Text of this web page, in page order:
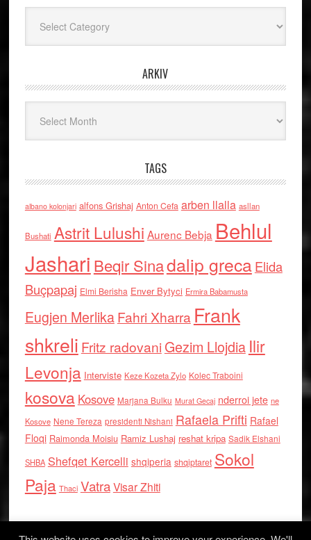
ARKIV
TAGS
albano kolonjari alfons Grishaj Anton Cefa arben llalla asllan
Bushati Astrit Lulushi Aurenc Bebja Behlul
Jashari Beqir Sinadalip grecaElida
Buçpapaj Elmi Berisha Enver Bytyci Ermira Babamusta
Eugjen MerlikaFahri Xharra Frank
shkreli Fritz radovaniGezim Llojdia Ilir
Levonja Interviste Keze Kozeta Zylo Kolec Traboini
kosova Kosove Marjana Bulku Murat Gecaj nderroi jete ne
Kosove Nene Tereza presidenti Nishani Rafaela Prifti Rafael
Floqi Raimonda Moisiu Ramiz Lushaj reshat kripa Sadik Elshani
SHBA Shefqet Kercelli shqiperia shqiptaret Sokol
Paja Thaci VatraVisar Zhiti